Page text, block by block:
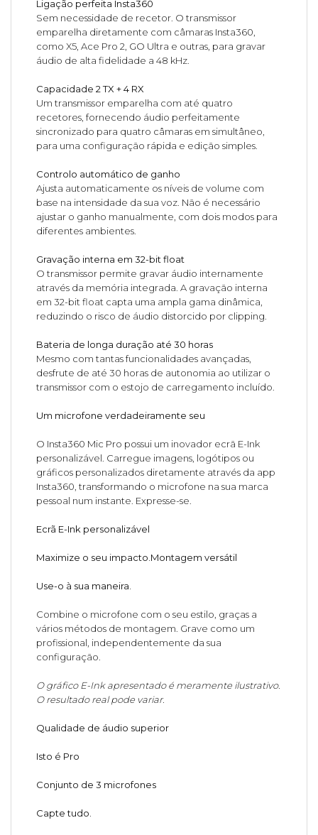
Ligação perfeita Insta360
Sem necessidade de recetor. O transmissor
emparelha diretamente com câmaras Insta360,
como X5, Ace Pro 2, GO Ultra e outras, para gravar
áudio de alta fidelidade a 48 kHz.
Capacidade 2 TX + 4 RX
Um transmissor emparelha com até quatro
recetores, fornecendo áudio perfeitamente
sincronizado para quatro câmaras em simultâneo,
para uma configuração rápida e edição simples.
Controlo automático de ganho
Ajusta automaticamente os níveis de volume com
base na intensidade da sua voz. Não é necessário
ajustar o ganho manualmente, com dois modos para
diferentes ambientes.
Gravação interna em 32-bit float
O transmissor permite gravar áudio internamente
através da memória integrada. A gravação interna
em 32-bit float capta uma ampla gama dinâmica,
reduzindo o risco de áudio distorcido por clipping.
Bateria de longa duração até 30 horas
Mesmo com tantas funcionalidades avançadas,
desfrute de até 30 horas de autonomia ao utilizar o
transmissor com o estojo de carregamento incluído.
Um microfone verdadeiramente seu
O Insta360 Mic Pro possui um inovador ecrã E-Ink
personalizável. Carregue imagens, logótipos ou
gráficos personalizados diretamente através da app
Insta360, transformando o microfone na sua marca
pessoal num instante. Expresse-se.
Ecrã E-Ink personalizável
Maximize o seu impacto.Montagem versátil
Use-o à sua maneira.
Combine o microfone com o seu estilo, graças a
vários métodos de montagem. Grave como um
profissional, independentemente da sua
configuração.
O gráfico E-Ink apresentado é meramente ilustrativo.
O resultado real pode variar.
Qualidade de áudio superior
Isto é Pro
Conjunto de 3 microfones
Capte tudo.